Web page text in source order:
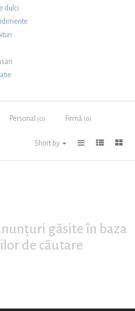
dulci
Personal (0) Firmă (0)
Short by
găsite în baza
de căutare